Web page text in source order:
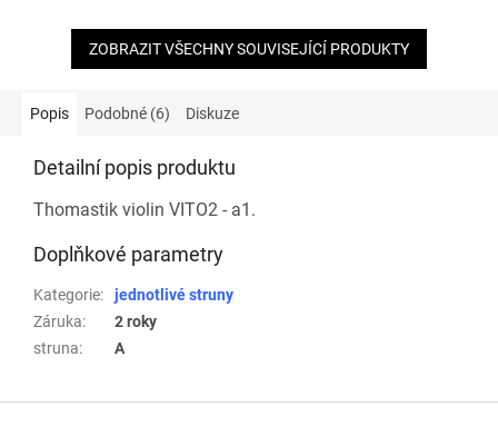
ZOBRAZIT VŠECHNY SOUVISEJÍCÍ PRODUKTY
Popis Podobné (6) Diskuze
Detailní popis produktu
Thomastik violin VITO2 - a1.
Doplňkové parametry
Kategorie:
jednotlivé struny
Záruka:
2 roky
struna: A